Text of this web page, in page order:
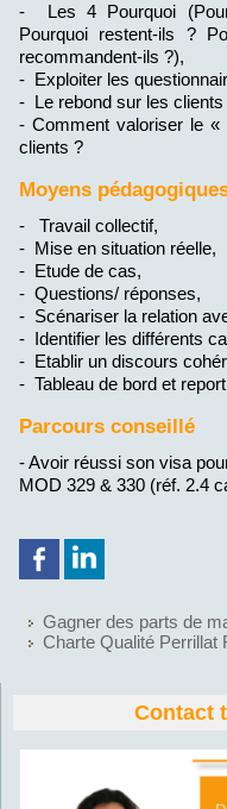
Contact
- Les 4 Pourquoi
Pourquoi restent-ils ?
recommandent-ils ?),
- Exploiter les
- Le rebond sur les clients
- Comment valoriser le
clients ?
Moyens
- Travail collectif,
- Mise en situation réelle,
- Etude de cas,
- Questions/ réponses,
- Scénariser la relation
- Identifier les différents
- Etablir un discours
- Tableau de bord et
Parcours conseillé
- Avoir réussi son visa
MOD 329 & 330 (réf. 2.4
Gagner des parts de
Charte Qualité Perrillat